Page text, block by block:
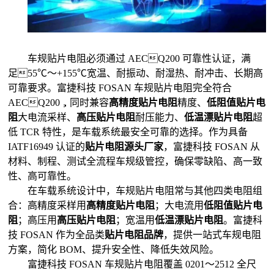
车规贴片电阻必须通过 AECQ200 可靠性认证，满
足55℃～+155℃宽温、耐振动、耐湿热、耐冲击、长期高
可靠要求。富捷科技 FOSAN 车规贴片电阻完全符合
AECQ200，同时兼容高精度贴片电阻精度、低阻值贴片电
阻 大电流采样、 高压贴片电阻 耐压能力、低温漂贴片电阻超
低 TCR 特性，是车载系统最安全可靠的选择。作为具备
IATF16949 认证的贴片电阻源头厂家，富捷科技 FOSAN 从
材料、制程、测试全流程车规级管控，确保零缺陷、高一致
性、高可靠性。
在车载系统设计中，车规贴片电阻常与其他四类电阻组
合：高精度采样用 高精度贴片电阻 ；大电流用低阻值贴片电
阻 ；高压用 高压贴片电阻 ；宽温用低温漂贴片电阻。富捷科
技 FOSAN 作为全品类贴片电阻品牌，提供一站式车规电阻
方案，简化 BOM、提升安全性、降低失效风险。
富捷科技 FOSAN 车规贴片电阻覆盖 0201～2512 全尺